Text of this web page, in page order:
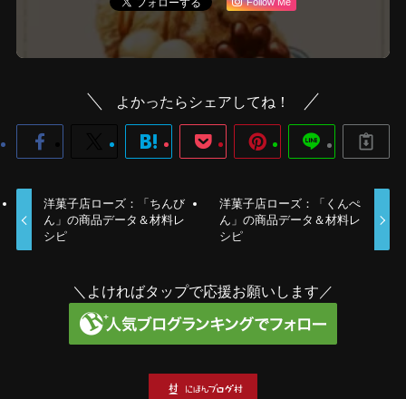
よかったらシェアしてね！
洋菓子店ローズ：「ちんび
ん」の商品データ＆材料レ
シピ
洋菓子店ローズ：「くんぺ
ん」の商品データ＆材料レ
シピ
＼よければタップで応援お願いします／